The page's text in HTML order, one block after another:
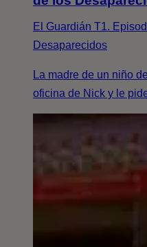
El Guardián T1.
Desaparecidos
La madre de un niño
oficina de Nick y le